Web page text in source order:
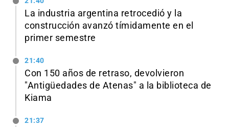
La industria argentina retrocedió y la
construcción avanzó tímidamente en el
primer semestre
21:40
Con 150 años de retraso, devolvieron
"Antigüedades de Atenas" a la biblioteca de
Kiama
21:37